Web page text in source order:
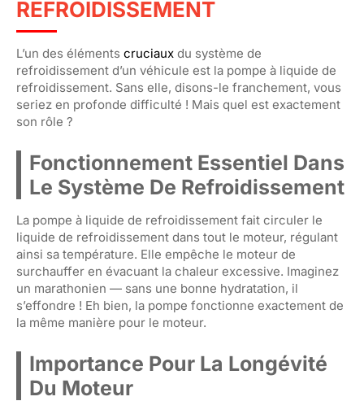
REFROIDISSEMENT
L’un des éléments cruciaux du système de
refroidissement d’un véhicule est la pompe à liquide de
refroidissement. Sans elle, disons-le franchement, vous
seriez en profonde difficulté ! Mais quel est exactement
son rôle ?
Fonctionnement Essentiel Dans
Le Système De Refroidissement
La pompe à liquide de refroidissement fait circuler le
liquide de refroidissement dans tout le moteur, régulant
ainsi sa température. Elle empêche le moteur de
surchauffer en évacuant la chaleur excessive. Imaginez
un marathonien — sans une bonne hydratation, il
s’effondre ! Eh bien, la pompe fonctionne exactement de
la même manière pour le moteur.
Importance Pour La Longévité
Du Moteur